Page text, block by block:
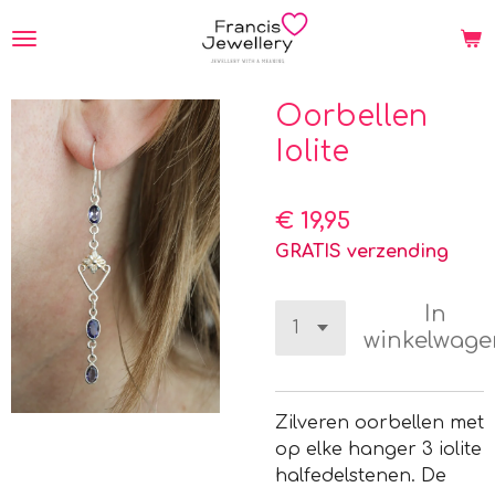
direct
de
hoofdinhoud
Oorbellen
Iolite
€ 19,95
GRATIS verzending
In
Zilveren oorbellen met
op elke hanger 3 iolite
halfedelstenen. De